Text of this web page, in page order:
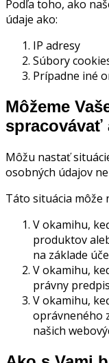
Podľa toho, ako
údaje ako:
IP adresy
Súbory
Prípadne iné
Môžeme
spracovávať
Môžu nastať
osobných údajov
Táto situácia môže
V okamihu,
produktov
na základe
V okamihu,
právny
V okamihu,
oprávneného
našich